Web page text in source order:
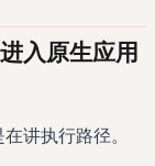
入原生应用
讲执行路径。